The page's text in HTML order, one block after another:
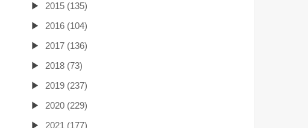
2015 (135)
2016 (104)
2017 (136)
2018 (73)
2019 (237)
2020 (229)
2021 (177)